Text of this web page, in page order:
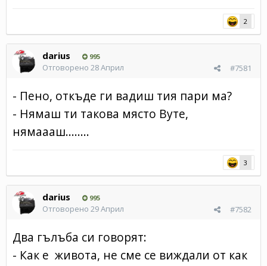
2
darius 995
#7581
Отговорено 28 Април
- Пено, откъде ги вадиш тия пари ма?
- Нямаш ти такова място Вуте,
нямаааш........
3
darius 995
#7582
Отговорено 29 Април
Два гълъба си говорят:
- Как е живота, не сме се виждали от как